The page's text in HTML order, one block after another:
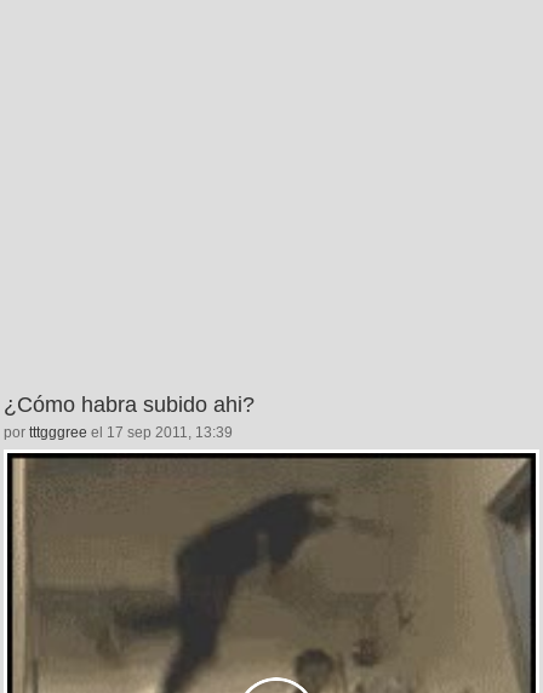
¿Cómo habra subido ahi?
por tttgggree el 17 sep 2011, 13:39